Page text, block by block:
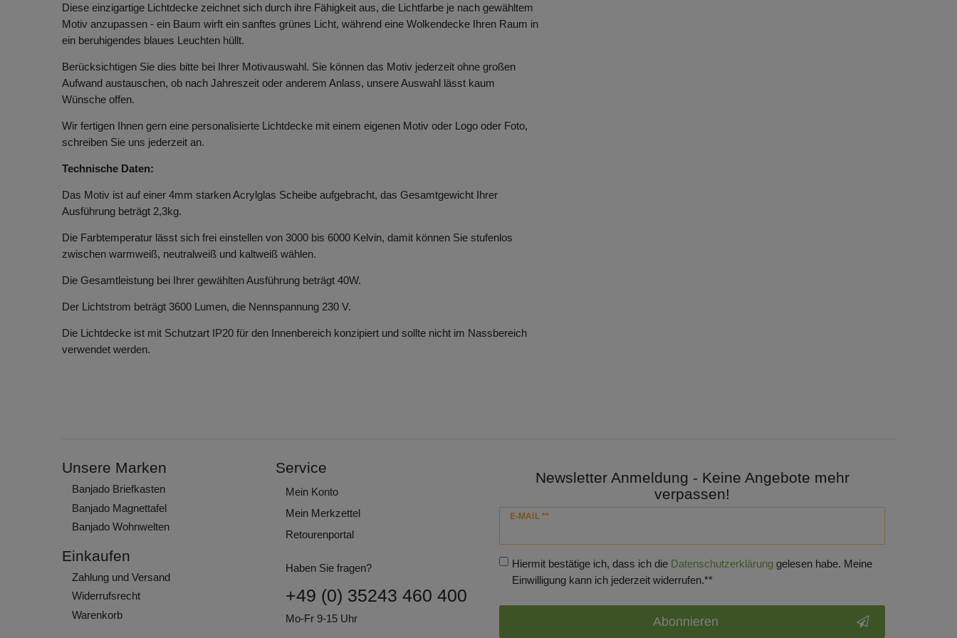
Diese einzigartige Lichtdecke zeichnet sich durch ihre Fähigkeit aus, die Lichtfarbe je nach gewähltem
Motiv anzupassen - ein Baum wirft ein sanftes grünes Licht, während eine Wolkendecke Ihren Raum in
ein beruhigendes blaues Leuchten hüllt.
Berücksichtigen Sie dies bitte bei Ihrer Motivauswahl. Sie können das Motiv jederzeit ohne großen
Aufwand austauschen, ob nach Jahreszeit oder anderem Anlass, unsere Auswahl lässt kaum
Wünsche offen.
Wir fertigen Ihnen gern eine personalisierte Lichtdecke mit einem eigenen Motiv oder Logo oder Foto,
schreiben Sie uns jederzeit an.
Technische Daten:
Das Motiv ist auf einer 4mm starken Acrylglas Scheibe aufgebracht, das Gesamtgewicht Ihrer
Ausführung beträgt 2,3kg.
Die Farbtemperatur lässt sich frei einstellen von 3000 bis 6000 Kelvin, damit können Sie stufenlos
zwischen warmweiß, neutralweiß und kaltweiß wählen.
Die Gesamtleistung bei Ihrer gewählten Ausführung beträgt 40W.
Der Lichtstrom beträgt 3600 Lumen, die Nennspannung 230 V.
Die Lichtdecke ist mit Schutzart IP20 für den Innenbereich konzipiert und sollte nicht im Nassbereich
verwendet werden.
Unsere Marken
Banjado Briefkasten
Banjado Magnettafel
Banjado Wohnwelten
Einkaufen
Zahlung und Versand
Widerrufs­recht
Warenkorb
Service
Mein Konto
Mein Merkzettel
Retourenportal
Haben Sie fragen?
+49 (0) 35243 460 400
Mo-Fr 9-15 Uhr
Newsletter Anmeldung - Keine Angebote mehr
verpassen!
E-MAIL **
Newsletter
Hiermit bestätige ich, dass ich die Daten­schutz­erklärunggelesen habe. Meine
Einwilligung kann ich jederzeit widerrufen.**
Abonnieren